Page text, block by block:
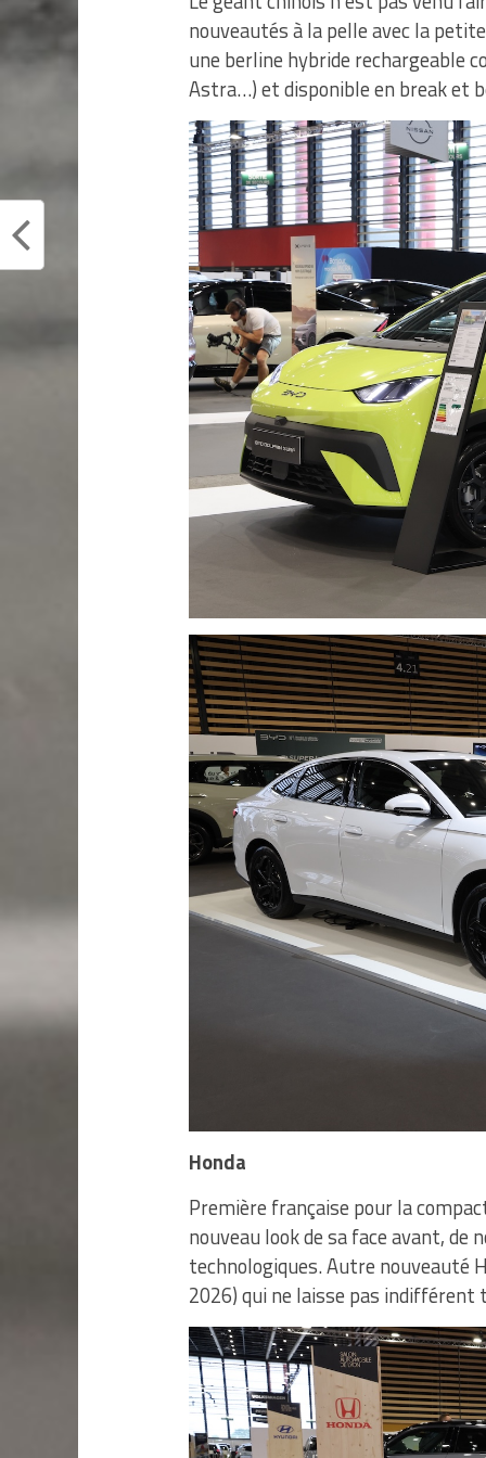
nouveautés à la pelle avec la
une berline hybride rechargeable
Astra…) et disponible en break et
Honda
Première française pour la
nouveau look de sa face avant,
technologiques. Autre nouveauté
2026) qui ne laisse pas